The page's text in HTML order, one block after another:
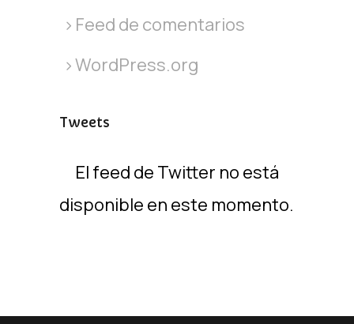
Feed de comentarios
WordPress.org
Tweets
El feed de Twitter no está
disponible en este momento.